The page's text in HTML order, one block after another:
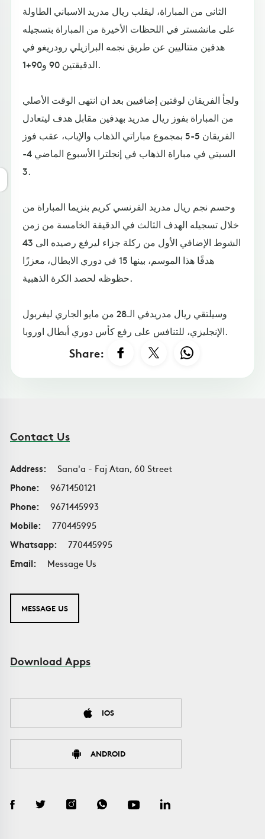
الثاني من المباراة، ليقلب ريال مدريد الاسباني الطاولة
على مانشستر في اللحظات الأخيرة من المباراة بتسجيله
هدفين متتاليين عن طريق نجمه البرازيلي رودريغو في
الدقيقتين 90 و90+1.
ولجأ الفريقان لوقتين إضافيين بعد ان انتهى الوقت الأصلي
من المباراة بفوز ريال مدريد بهدفين مقابل هدف ليتعادل
الفريقان 5-5 بمجموع مباراتي الذهاب والإياب، عقب فوز
السيتي في مباراة الذهاب في إنجلترا الأسبوع الماضي 4-
3.
وحسم نجم ريال مدريد الفرنسي كريم بنزيما المباراة من
خلال تسجيله الهدف الثالث في الدقيقة الخامسة من زمن
الشوط الإضافي الأول من ركلة جزاء ليرفع رصيده الى 43
هدفًا هذا الموسم، بينها 15 في دوري الابطال، معززًا
حظوظه لحصد الكرة الذهبية.
وسيلتقي ريال مدريدفي الـ28 من مايو الجاري ليفربول
الإنجليزي، للتنافس على رفع كأس دوري أبطال اوروبا.
Share:
Contact Us
Address:
Sana'a - Faj Atan, 60 Street
Phone:
9671450121
Phone:
9671445993
Mobile:
770445995
Whatsapp:
770445995
Email:
Message Us
MESSAGE US
Download Apps
IOS
ANDROID